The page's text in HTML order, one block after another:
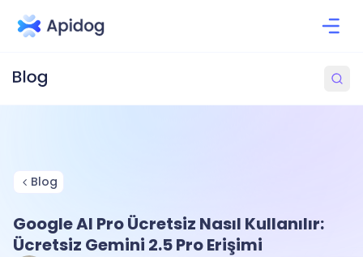
Blog
Google AI Pro Ücretsiz Nasıl Kullanılır:
Ücretsiz Gemini 2.5 Pro Erişimi